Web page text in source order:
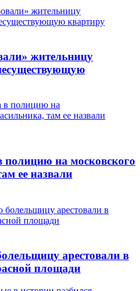
жительницу
полицию на московского
ее назвали
арестовали в
площади